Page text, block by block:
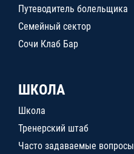
Путеводитель болельщика
Семейный сектор
Сочи Клаб Бар
ШКОЛА
Школа
Тренерский штаб
Часто задаваемые вопросы